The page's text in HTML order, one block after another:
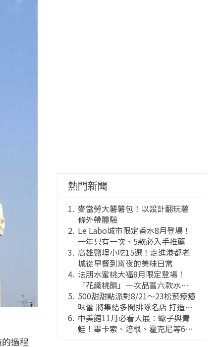
過程
熱門新聞
麥當勞大薯薯包！以設計翻玩薯
條外帶體驗
Le Labo城市限定香水8月登場！
一年只有一次、5款必入手推薦
高雄鹽埕小吃15選！走進港都老
城從早餐到宵夜的美味日常
法朋水蜜桃大福8月限定登場！
「花織桃韻」一次品嘗六款水蜜
桃花果大福
500甜甜點派對8/21～23松菸療癒
味蕾 將集結多間排隊名店 打造靈
感創意的舞台
中美館11月必看大展：蠍子與青
蛙！畢卡索、培根、霍克尼等66